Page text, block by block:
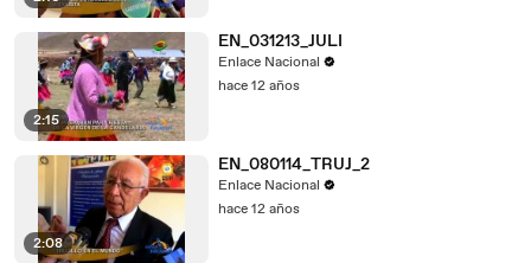
2:15
EN_031213_JULI
Enlace Nacional
hace 12 años
2:08
EN_080114_TRUJ_2
Enlace Nacional
hace 12 años